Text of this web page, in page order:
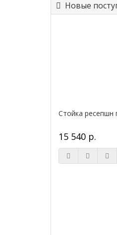
Новые
Стойка ресепшн
15 540 р.